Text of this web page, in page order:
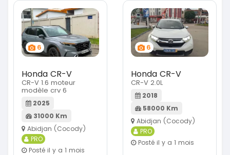
6
Honda CR-V
CR-V 1.6 moteur
modèle crv 6
2025
31000 Km
Abidjan (Cocody)
PRO
Posté il y a 1 mois
6
Honda CR-V
CR-V 2.0L
2018
58000 Km
Abidjan (Cocody)
PRO
Posté il y a 1 mois